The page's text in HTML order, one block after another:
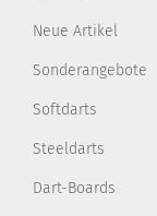
Neue Artikel
Sonderangebote
Softdarts
Steeldarts
Dart-Boards